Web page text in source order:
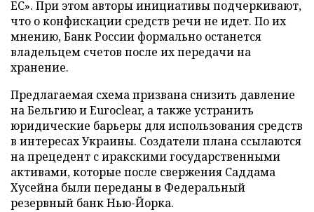
ЕС». При этом авторы инициативы подчеркивают,
что о конфискации средств речи не идет. По их
мнению, Банк России формально останется
владельцем счетов после их передачи на
хранение.
Предлагаемая схема призвана снизить давление
на Бельгию и Euroclear, а также устранить
юридические барьеры для использования средств
в интересах Украины. Создатели плана ссылаются
на прецедент с иракскими государственными
активами, которые после свержения Саддама
Хусейна были переданы в Федеральный
резервный банк Нью-Йорка.